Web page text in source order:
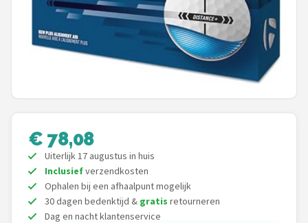
Golfschoenen
Func Factory
Footjoy
Livano
Nivard
€ 78,08
Uiterlijk 17 augustus in huis
Inclusiefverzendkosten
Ophalen bij een afhaalpunt mogelijk
30 dagen bedenktijd & gratis retourneren
Dag en nacht klantenservice